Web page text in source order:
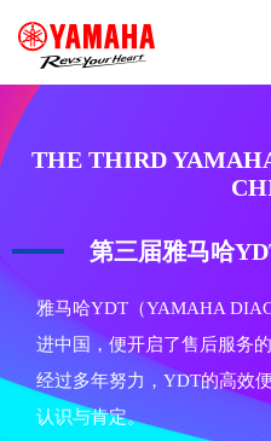
THE THIRD
第三届雅马哈
雅马哈YDT（YAMAHA
进中国，便开启了售后服务的
经过多年努力，YDT的高效
认识与肯定。